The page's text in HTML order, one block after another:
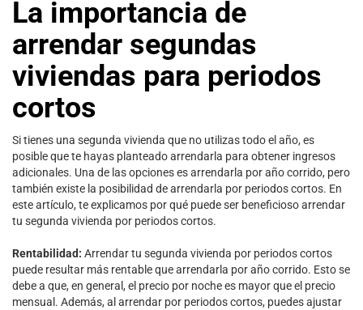
La importancia de
arrendar segundas
viviendas para periodos
cortos
Si tienes una segunda vivienda que no utilizas todo el año, es
posible que te hayas planteado arrendarla para obtener ingresos
adicionales. Una de las opciones es arrendarla por año corrido, pero
también existe la posibilidad de arrendarla por periodos cortos. En
este artículo, te explicamos por qué puede ser beneficioso arrendar
tu segunda vivienda por periodos cortos.
Rentabilidad: Arrendar tu segunda vivienda por periodos cortos
puede resultar más rentable que arrendarla por año corrido. Esto se
debe a que, en general, el precio por noche es mayor que el precio
mensual. Además, al arrendar por periodos cortos, puedes ajustar